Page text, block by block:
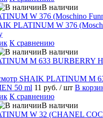
В наличии
PLATINUM W 376
К сравнению
В наличии
SHAIK PLATINUM M
50 ml 11 руб. / шт В
К сравнению
В наличии